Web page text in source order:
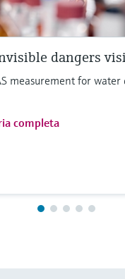
dangers
measurement for water
completa